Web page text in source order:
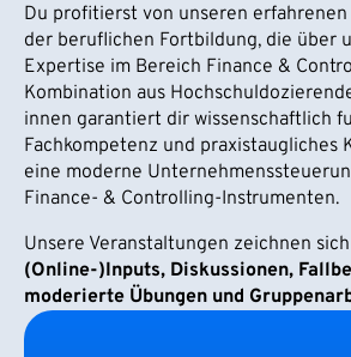
Du profitierst von unseren
der beruflichen Fortbildung, die über
Expertise im Bereich Finance &
Kombination aus
innen garantiert dir wissenschaftlich
Fachkompetenz und praxistaugliches
eine moderne
Finance- & Controlling-Instrumenten.
Unsere Veranstaltungen zeichnen
(Online-)Inputs, Diskussionen,
moderierte Übungen und